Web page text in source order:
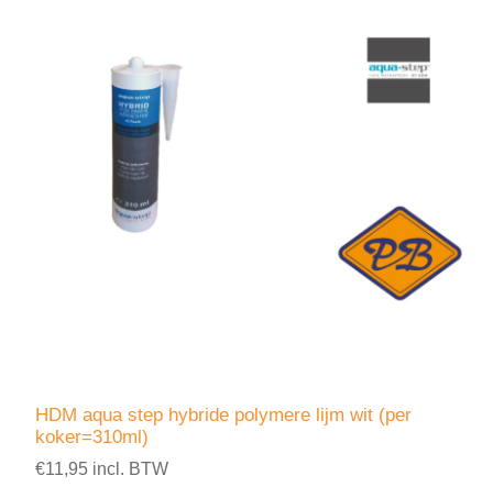
HDM aqua step hybride polymere lijm wit (per
koker=310ml)
€11,95 incl. BTW